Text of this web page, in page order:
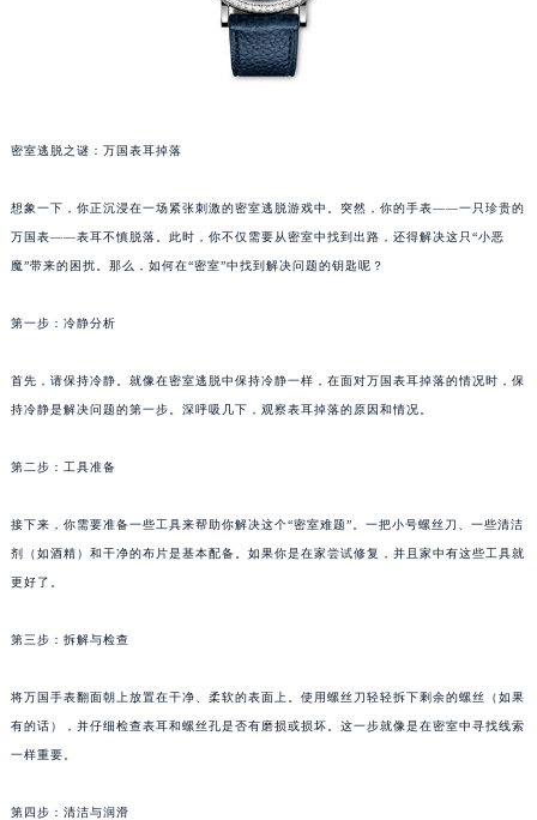
密室逃脱之谜：万国表耳掉落
想象一下，你正沉浸在一场紧张刺激的密室逃脱游戏中。突然，你的手表——一只珍贵的
万国表——表耳不慎脱落。此时，你不仅需要从密室中找到出路，还得解决这只“小恶
魔”带来的困扰。那么，如何在“密室”中找到解决问题的钥匙呢？
第一步：冷静分析
首先，请保持冷静。就像在密室逃脱中保持冷静一样，在面对万国表耳掉落的情况时，保
持冷静是解决问题的第一步。深呼吸几下，观察表耳掉落的原因和情况。
第二步：工具准备
接下来，你需要准备一些工具来帮助你解决这个“密室难题”。一把小号螺丝刀、一些清洁
剂（如酒精）和干净的布片是基本配备。如果你是在家尝试修复，并且家中有这些工具就
更好了。
第三步：拆解与检查
将万国手表翻面朝上放置在干净、柔软的表面上。使用螺丝刀轻轻拆下剩余的螺丝（如果
有的话），并仔细检查表耳和螺丝孔是否有磨损或损坏。这一步就像是在密室中寻找线索
一样重要。
第四步：清洁与润滑